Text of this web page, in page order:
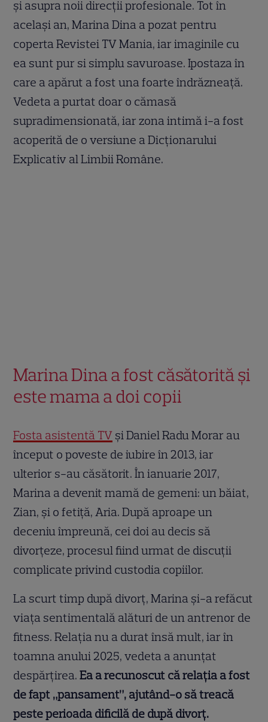
și asupra noii direcții profesionale. Tot în
același an, Marina Dina a pozat pentru
coperta Revistei TV Mania, iar imaginile cu
ea sunt pur si simplu savuroase. Ipostaza în
care a apărut a fost una foarte îndrăzneață.
Vedeta a purtat doar o cămasă
supradimensionată, iar zona intimă i-a fost
acoperită de o versiune a Dicționarului
Explicativ al Limbii Române.
Marina Dina a fost căsătorită și
este mama a doi copii
Fosta asistentă TV și Daniel Radu Morar au
început o poveste de iubire în 2013, iar
ulterior s-au căsătorit. În ianuarie 2017,
Marina a devenit mamă de gemeni: un băiat,
Zian, și o fetiță, Aria. După aproape un
deceniu împreună, cei doi au decis să
divorțeze, procesul fiind urmat de discuții
complicate privind custodia copiilor.
La scurt timp după divorț, Marina și-a refăcut
viața sentimentală alături de un antrenor de
fitness. Relația nu a durat însă mult, iar în
toamna anului 2025, vedeta a anunțat
despărțirea. Ea a recunoscut că relația a fost
de fapt „pansament”, ajutând-o să treacă
peste perioada dificilă de după divorț.